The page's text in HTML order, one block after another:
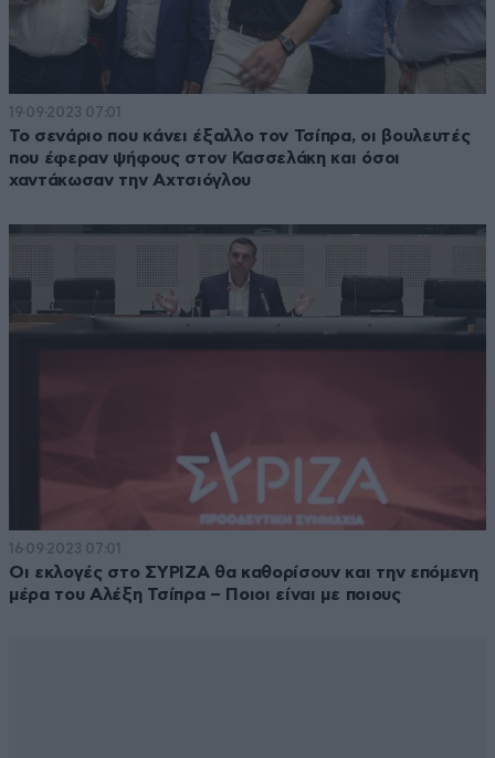
19·09·2023 07:01
Το σενάριο που κάνει έξαλλο τον Τσίπρα, οι βουλευτές
που έφεραν ψήφους στον Κασσελάκη και όσοι
χαντάκωσαν την Αχτσιόγλου
16·09·2023 07:01
Οι εκλογές στο ΣΥΡΙΖΑ θα καθορίσουν και την επόμενη
μέρα του Αλέξη Τσίπρα – Ποιοι είναι με ποιους